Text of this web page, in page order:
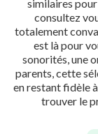
similaires
consultez
totalement
est là pour
sonorités, une
parents, cette
en restant fidèle
trouver le